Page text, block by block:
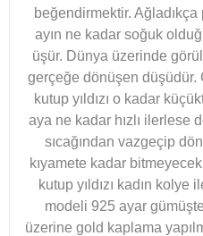
beğendirmektir.
ayın ne kadar soğuk
üşür. Dünya üzerinde
gerçeğe dönüşen düşüdür.
kutup yıldızı o kadar
aya ne kadar hızlı ilerlese
sıcağından vazgeçip
kıyamete kadar bitmeyecek
kutup yıldızı kadın kolye
modeli 925 ayar
üzerine gold kaplama